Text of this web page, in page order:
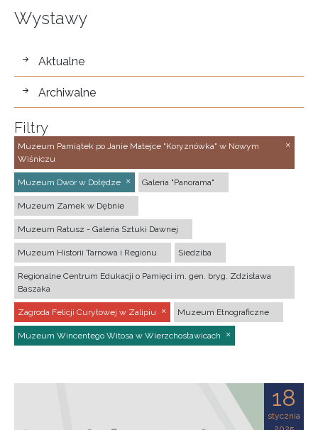
Wystawy
wystawy
Aktualne
Archiwalne
Filtry
Muzeum Pamiątek po Janie Matejce "Koryznówka" w Nowym
Wiśniczu
Muzeum Dwór w Dołędze Galeria "Panorama"
Muzeum Zamek w Dębnie
Muzeum Ratusz - Galeria Sztuki Dawnej
Muzeum Historii Tarnowa i Regionu Siedziba
Regionalne Centrum Edukacji o Pamięci im. gen. bryg. Zdzisława
Baszaka
Zagroda Felicji Curyłowej w Zalipiu Muzeum Etnograficzne
Muzeum Wincentego Witosa w Wierzchosławicach
18
stycznia